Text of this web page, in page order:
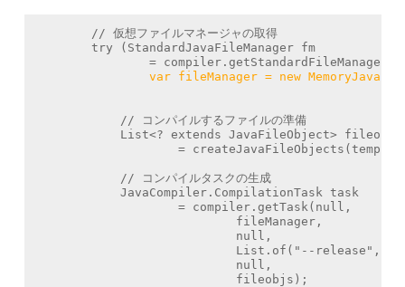
        // 仮想ファイルマネージャの取得
        try (StandardJavaFileManager fm
=
var fileManager = new
            // コンパイルするファイルの準備
            List<? extends JavaFileObject> fileobjs
=
            // コンパイルタスクの生成
            JavaCompiler.CompilationTask task
                    = compiler.getTask(null,
                            fileManager,
                            null,
List.of("--release",
                            null,
                            fileobjs);